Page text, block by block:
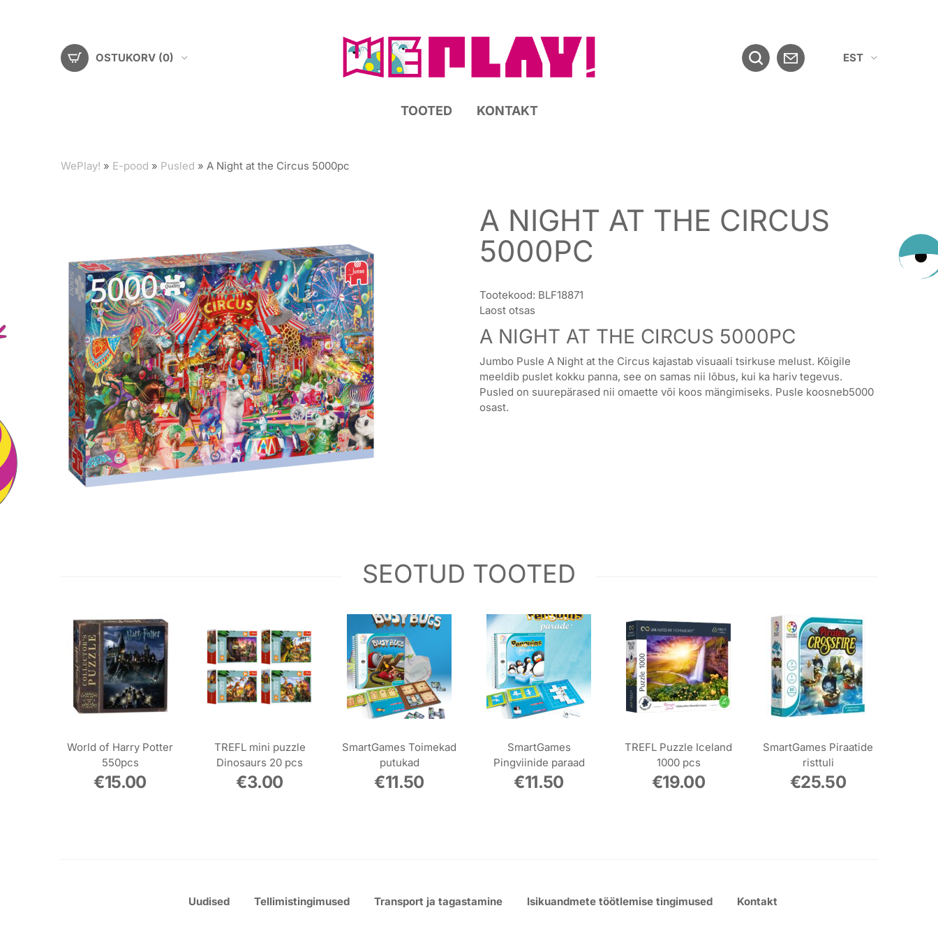
OSTUKORV (0)
EST
TOOTED KONTAKT
WePlay! » E-pood » Pusled » A Night at the Circus 5000pc
A NIGHT AT THE CIRCUS
5000PC
Tootekood: BLF18871
Laost otsas
A NIGHT AT THE CIRCUS 5000PC
Jumbo Pusle A Night at the Circus kajastab visuaali tsirkuse melust. Kõigile
meeldib puslet kokku panna, see on samas nii lõbus, kui ka hariv tegevus.
Pusled on suurepärased nii omaette või koos mängimiseks. Pusle koosneb5000
osast.
SEOTUD TOOTED
World of Harry Potter
550pcs
€15.00
TREFL mini puzzle
Dinosaurs 20 pcs
€3.00
SmartGames Toimekad
putukad
€11.50
SmartGames
Pingviinide paraad
€11.50
TREFL Puzzle Iceland
1000 pcs
€19.00
SmartGames Piraatide
risttuli
€25.50
Uudised Tellimistingimused Transport ja tagastamine Isikuandmete töötlemise tingimused Kontakt